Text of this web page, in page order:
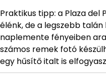
Praktikus tipp: a Plaza del
élénk, de a legszebb
naplemente fényeiben
számos remek fotó
egy hűsítő italt is